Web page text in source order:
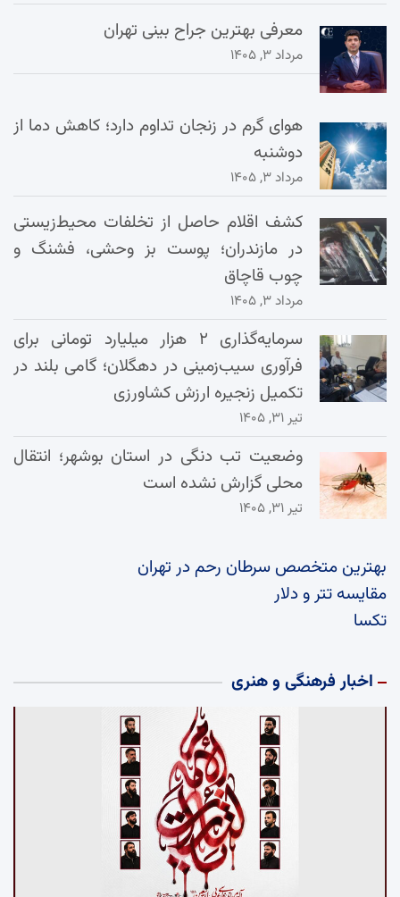
معرفی بهترین جراح بینی تهران
مرداد ۳, ۱۴۰۵
هوای گرم در زنجان تداوم دارد؛ کاهش دما از
دوشنبه
مرداد ۳, ۱۴۰۵
کشف اقلام حاصل از تخلفات محیط‌زیستی
در مازندران؛ پوست بز وحشی، فشنگ و
چوب قاچاق
مرداد ۳, ۱۴۰۵
سرمایه‌گذاری ۲ هزار میلیارد تومانی برای
فرآوری سیب‌زمینی در دهگلان؛ گامی بلند در
تکمیل زنجیره ارزش کشاورزی
تیر ۳۱, ۱۴۰۵
وضعیت تب دنگی در استان بوشهر؛ انتقال
محلی گزارش نشده است
تیر ۳۱, ۱۴۰۵
بهترین متخصص سرطان رحم در تهران
مقایسه تتر و دلار
تکسا
اخبار فرهنگی و هنری